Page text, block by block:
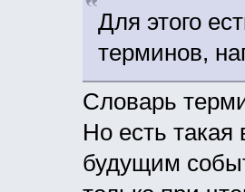
Для этого
терминов,
Словарь
Но есть
будущим